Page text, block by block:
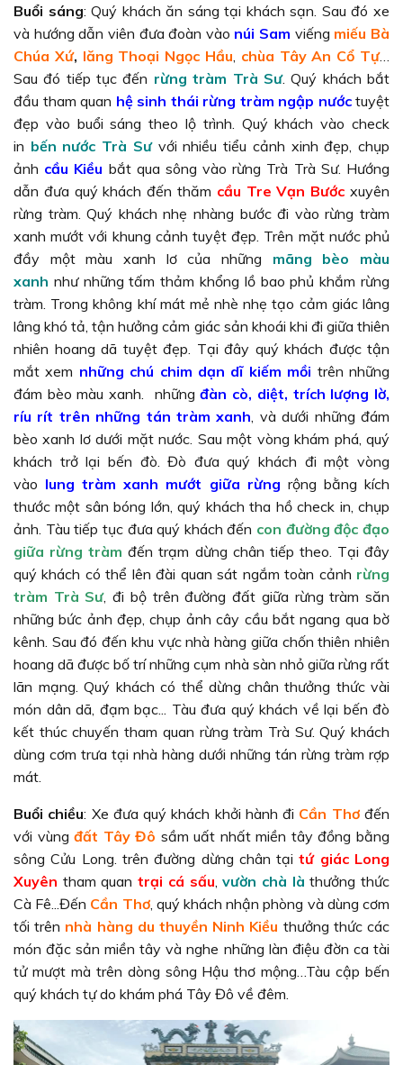
Buổi sáng: Quý khách ăn sáng tại khách sạn. Sau đó xe
và hướng dẫn viên đưa đoàn vào núi Sam viếng miếu Bà
Chúa Xứ, lăng Thoại Ngọc Hầu chùa Tây An Cổ Tự…
Sau đó tiếp tục đến rừng tràm Trà Sư. Quý khách bắt
đầu tham quan hệ sinh thái rừng tràm ngập nướctuyệt
đẹp vào buổi sáng theo lộ trình. Quý khách vào check
in bến nước Trà Sưvới nhiều tiểu cảnh xinh đẹp, chụp
ảnh cầu Kiều bắt qua sông vào rừng Trà Trà Sư. Hướng
dẫn đưa quý khách đến thăm cầu Tre Vạn Bước xuyên
rừng tràm. Quý khách nhẹ nhàng bước đi vào rừng tràm
xanh mướt với khung cảnh tuyệt đẹp. Trên mặt nước phủ
đầy một màu xanh lơ của những mãng bèo màu
xanh như những tấm thảm khổng lồ bao phủ khắm rừng
tràm. Trong không khí mát mẻ nhè nhẹ tạo cảm giác lâng
lâng khó tả, tận hưởng cảm giác sản khoái khi đi giữa thiên
nhiên hoang dã tuyệt đẹp. Tại đây quý khách được tận
mắt xem những chú chim dạn dĩ kiếm mồi trên những
đám bèo màu xanh. nhữngđàn cò, diệt, trích lượng lờ,
ríu rít trên những tán tràm xanh , và dưới những đám
bèo xanh lơ dưới mặt nước. Sau một vòng khám phá, quý
khách trở lại bến đò. Đò đưa quý khách đi một vòng
vào lung tràm xanh mướt giữa rừng rộng bằng kích
thước một sân bóng lớn, quý khách tha hồ check in, chụp
ảnh. Tàu tiếp tục đưa quý khách đến con đường độc đạo
giữa rừng tràm đến trạm dừng chân tiếp theo. Tại đây
quý khách có thể lên đài quan sát ngắm toàn cảnh rừng
tràm Trà Sư, đi bộ trên đường đất giữa rừng tràm săn
những bức ảnh đẹp, chụp ảnh cây cầu bắt ngang qua bờ
kênh. Sau đó đến khu vực nhà hàng giữa chốn thiên nhiên
hoang dã được bố trí những cụm nhà sàn nhỏ giữa rừng rất
lãn mạng. Quý khách có thể dừng chân thưởng thức vài
món dân dã, đạm bạc... Tàu đưa quý khách về lại bến đò
kết thúc chuyến tham quan rừng tràm Trà Sư. Quý khách
dùng cơm trưa tại nhà hàng dưới những tán rừng tràm rợp
mát.
Buổi chiều: Xe đưa quý khách khởi hành đi Cần Thơđến
với vùng đất Tây Đô sầm uất nhất miền tây đồng bằng
sông Cửu Long. trên đường dừng chân tạitứ giác Long
Xuyên tham quan trại cá sấu ,vườn chà là thưởng thức
Cà Fê...Đến Cần Thơ, quý khách nhận phòng và dùng cơm
tối trên nhà hàng du thuyền Ninh Kiều thưởng thức các
món đặc sản miền tây và nghe những làn điệu đờn ca tài
tử mượt mà trên dòng sông Hậu thơ mộng…Tàu cập bến
quý khách tự do khám phá Tây Đô về đêm.